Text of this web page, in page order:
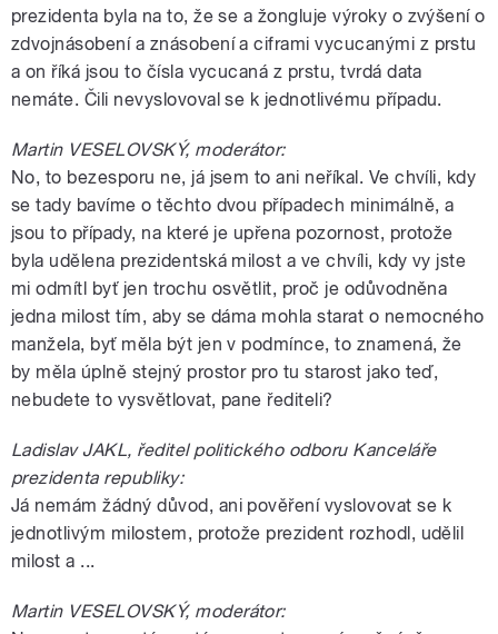
prezidenta byla na to, že se a žongluje výroky o zvýšení o
zdvojnásobení a znásobení a ciframi vycucanými z prstu
a on říká jsou to čísla vycucaná z prstu, tvrdá data
nemáte. Čili nevyslovoval se k jednotlivému případu.
Martin VESELOVSKÝ, moderátor:
No, to bezesporu ne, já jsem to ani neříkal. Ve chvíli, kdy
se tady bavíme o těchto dvou případech minimálně, a
jsou to případy, na které je upřena pozornost, protože
byla udělena prezidentská milost a ve chvíli, kdy vy jste
mi odmítl byť jen trochu osvětlit, proč je odůvodněna
jedna milost tím, aby se dáma mohla starat o nemocného
manžela, byť měla být jen v podmínce, to znamená, že
by měla úplně stejný prostor pro tu starost jako teď,
nebudete to vysvětlovat, pane řediteli?
Ladislav JAKL, ředitel politického odboru Kanceláře
prezidenta republiky:
Já nemám žádný důvod, ani pověření vyslovovat se k
jednotlivým milostem, protože prezident rozhodl, udělil
milost a ...
Martin VESELOVSKÝ, moderátor: